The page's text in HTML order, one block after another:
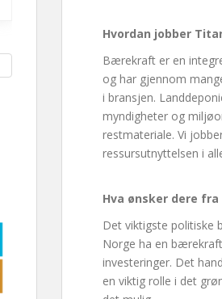
Hvordan jobber
Bærekraft er en
og har gjennom
i bransjen.
myndigheter og
restmateriale. Vi
ressursutnyttelsen i
Hva ønsker dere
Det viktigste politiske
Norge ha en
investeringer. Det
en viktig rolle i det